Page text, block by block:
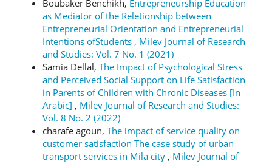
Boubaker Benchikh, Entrepreneurship Education
as Mediator of the Reletionship between
Entrepreneurial Orientation and Entrepreneurial
Intentions ofStudents , Milev Journal of Research
and Studies: Vol. 7 No. 1 (2021)
Samia Dellal, The Impact of Psychological Stress
and Perceived Social Support on Life Satisfaction
in Parents of Children with Chronic Diseases [In
Arabic] , Milev Journal of Research and Studies:
Vol. 8 No. 2 (2022)
charafe agoun, The impact of service quality on
customer satisfaction The case study of urban
transport services in Mila city , Milev Journal of